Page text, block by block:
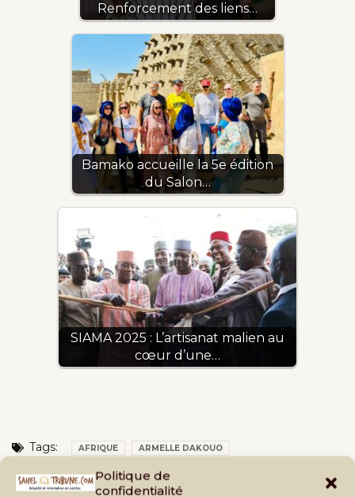
Politique de
confidentialité
Renforcement des liens…
Bamako accueille la 5e édition
du Salon…
SIAMA 2025 : L’artisanat malien au
cœur d’une…
Tags: AFRIQUE ARMELLE DAKOUO
ART CONTEMPORAIN AFRICAIN
BAMAKO 2026 BIENNALE AFRICAINE DE LA PHOTOGRAPHIE